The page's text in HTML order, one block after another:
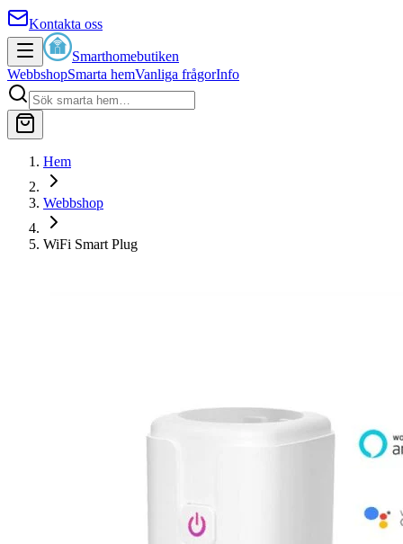
Kontakta oss
Smarthomebutiken
WebbshopSmarta hemVanliga frågorInfo
Hem
Webbshop
WiFi Smart Plug